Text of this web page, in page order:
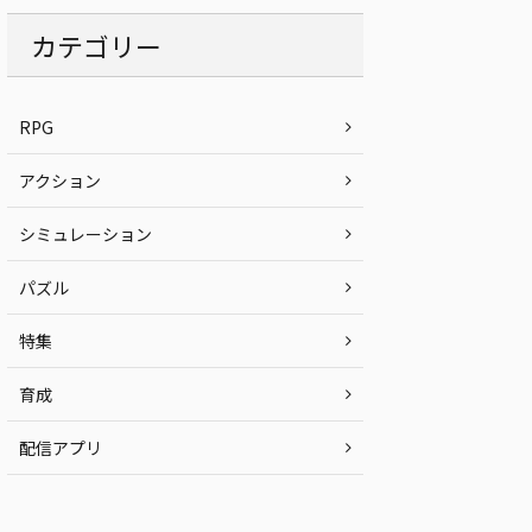
カテゴリー
RPG
アクション
シミュレーション
パズル
特集
育成
配信アプリ